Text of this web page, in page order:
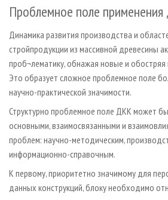
Проблемное поле
Динамика развития производства и
стройпродукции из массивной древесины
проб¬лематику, обнажая новые и
Это образует сложное проблемное поле
научно-практической значимости.
Структурно проблемное поле ДКК может
основными, взаимосвязанными и
проблем: научно-методическим,
информационно-справочным.
К первому, приоритетно значимому для
данных конструкций, блоку необходимо